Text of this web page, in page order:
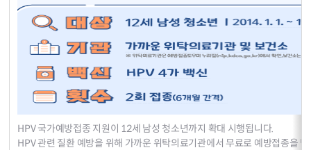
HPV 국가예방접종 지원이 12세 남성 청소년까지 확대 시행됩니다.
HPV 관련 질환 예방을 위해 가까운 위탁의료기관에서 무료로 예방접종을